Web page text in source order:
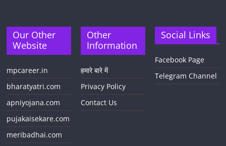
Our Other
Website
mpcareer.in
bharatyatri.com
apniyojana.com
pujakaisekare.com
meribadhai.com
Other
Information
हमारे बारे में
Privacy Policy
Contact Us
Social Links
Facebook Page
Telegram Channel